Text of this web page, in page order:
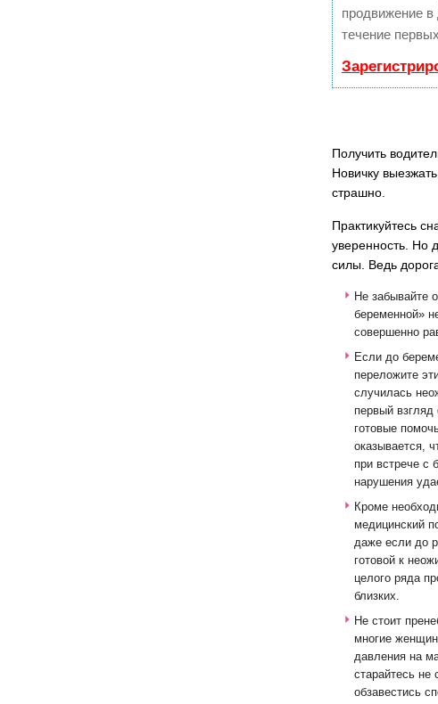
продвижение в
течение
Получить
Новичку
страшно.
Практикуйтесь
уверенность. Но
силы. Ведь
Не забывайте
беременной»
совершенно
Если до
переложите
случилась
первый
готовые
оказывается,
при встрече с
нарушения
Кроме
медицинский
даже если до
готовой к
целого ряда
близких.
Не стоит
многие
давления на
старайтесь
обзавестись